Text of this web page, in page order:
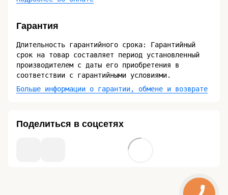
Гарантия
Длительность гарантийного срока: Гарантийный
срок на товар составляет период установленный
производителем с даты его приобретения в
соответствии с гарантийными условиями.
Больше информации о гарантии, обмене и возврате
Поделиться в соцсетях